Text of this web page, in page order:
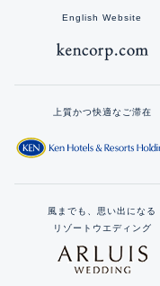
English Website
上質かつ快適なご滞在
風までも、思い出になる
リゾートウエディング